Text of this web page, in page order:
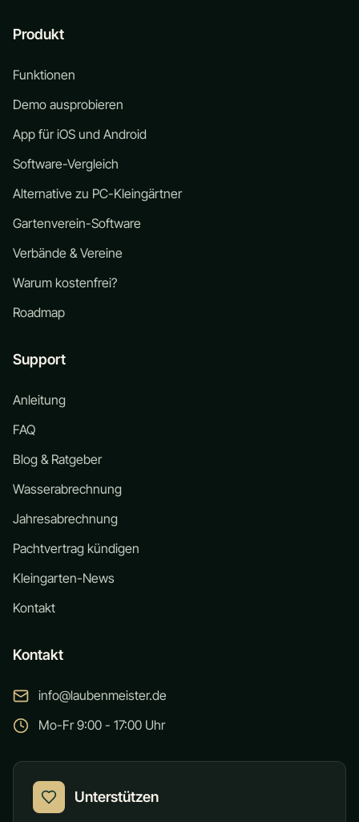
Produkt
Funktionen
Demo ausprobieren
App für iOS und Android
Software-Vergleich
Alternative zu PC-Kleingärtner
Gartenverein-Software
Verbände & Vereine
Warum kostenfrei?
Roadmap
Support
Anleitung
FAQ
Blog & Ratgeber
Wasserabrechnung
Jahresabrechnung
Pachtvertrag kündigen
Kleingarten-News
Kontakt
Kontakt
info@laubenmeister.de
Mo-Fr 9:00 - 17:00 Uhr
Unterstützen